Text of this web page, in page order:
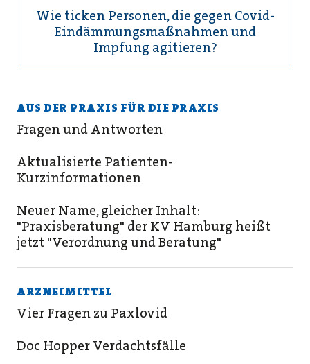
Wie ticken Personen, die gegen Covid-
Eindämmungsmaßnahmen und
Impfung agitieren?
AUS DER PRAXIS FÜR DIE PRAXIS
Fragen und Antworten
Aktualisierte Patienten-
Kurzinformationen
Neuer Name, gleicher Inhalt:
"Praxisberatung" der KV Hamburg heißt
jetzt "Verordnung und Beratung"
ARZNEIMITTEL
Vier Fragen zu Paxlovid
Doc Hopper Verdachtsfälle